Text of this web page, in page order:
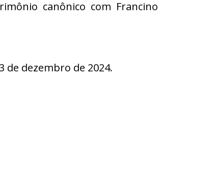
canônico com Francino
de dezembro de 2024.